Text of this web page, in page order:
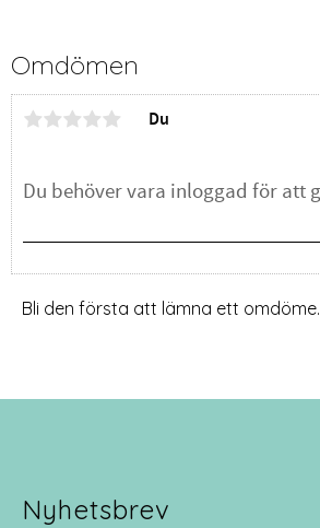
Omdömen
Du
Bli den första att lämna ett omdöme.
Nyhetsbrev